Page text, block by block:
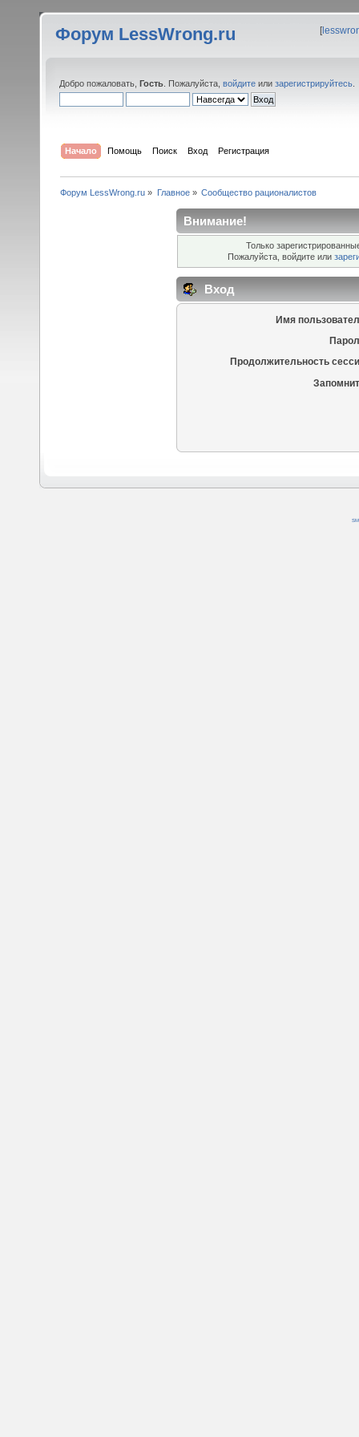
Форум LessWrong.ru [
Добро пожаловать, Гость . Пожалуйста, войдите или зарегистрируйтесь
Начало Помощь Поиск Вход Регистрация
Форум LessWrong.ru » Главное» Сообщество рационалистов
Внимание!
Только
Пожалуйста, войдите или
Вход
Имя
Продолжительность